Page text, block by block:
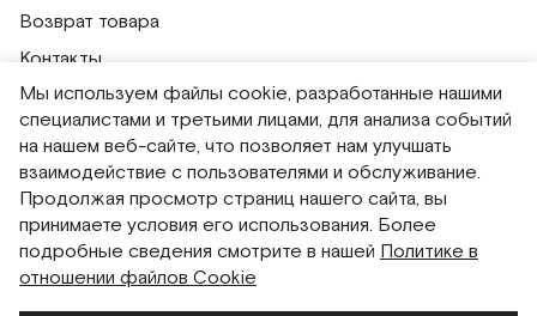
Возврат товара
Контакты
Публичная оферта
Политика обработки персональных данных
Политика использования сессионных файлов
Согласие на получение рассылок
Согласие на обработку персональных данных
Система привилегий
Мы используем файлы cookie, разработанные нашими
специалистами и третьими лицами, для анализа событий
на нашем веб-сайте, что позволяет нам улучшать
взаимодействие с пользователями и обслуживание.
Продолжая просмотр страниц нашего сайта, вы
принимаете условия его использования. Более
подробные сведения смотрите в нашей Политике в
отношении файлов Cookie